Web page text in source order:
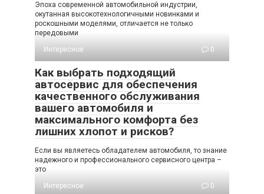
Эпоха современной автомобильной индустрии,
окутанная высокотехнологичными новинками и
роскошными моделями, отличается не только
передовыми
Интересное
0
Как выбрать подходящий
автосервис для обеспечения
качественного обслуживания
вашего автомобиля и
максимального комфорта без
лишних хлопот и рисков?
Если вы являетесь обладателем автомобиля, то знание
надежного и профессионального сервисного центра –
это
Интересное
0